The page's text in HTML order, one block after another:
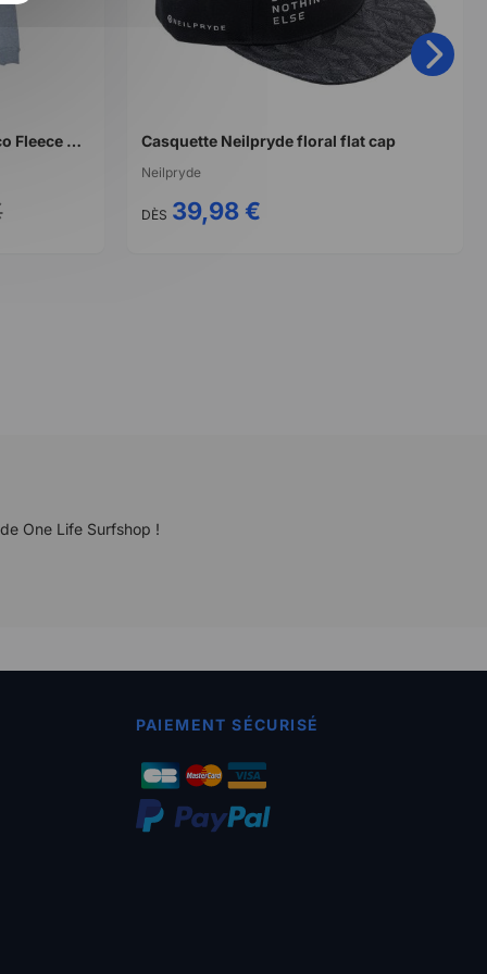
sweat Vissla Drifting Away Eco Fleece Pull Over Hoodie-STL Casquette Neilpryde floral flat cap
Neilpryde
DÈS 39,98 €
One Life Surfshop !
PAIEMENT SÉCURISÉ